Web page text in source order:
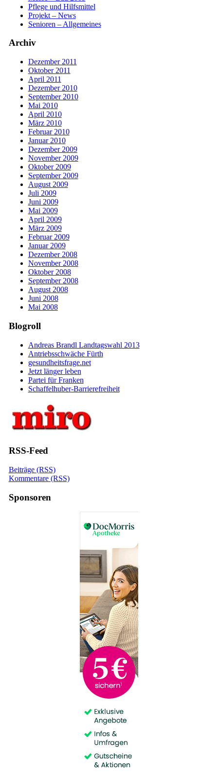
Pflege und Hilfsmittel
Projekt – News
Senioren – Allgemeines
Archiv
Dezember 2011
Oktober 2011
April 2011
Dezember 2010
September 2010
Mai 2010
April 2010
März 2010
Februar 2010
Januar 2010
Dezember 2009
November 2009
Oktober 2009
September 2009
August 2009
Juli 2009
Juni 2009
Mai 2009
April 2009
März 2009
Februar 2009
Januar 2009
Dezember 2008
November 2008
Oktober 2008
September 2008
August 2008
Juni 2008
Mai 2008
Blogroll
Andreas Brandl Landtagswahl 2013
Antriebsschwäche Fürth
gesundheitsfrage.net
Jetzt länger leben
Partei für Franken
Schaffelhuber-Barrierefreiheit
RSS-Feed
Beiträge (RSS)
Kommentare (RSS)
Sponsoren